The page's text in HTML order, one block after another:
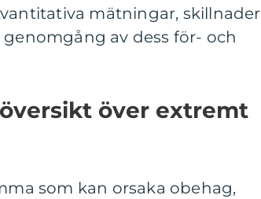
mätningar, skillnader
av dess för- och
över extremt
som kan orsaka obehag,